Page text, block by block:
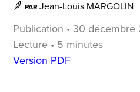
PAR Jean-Louis MARGOLIN
Publication • 30
Lecture • 5 minutes
Version PDF